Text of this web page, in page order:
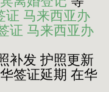
证 马来西亚办
证 马来西亚办
补发 护照更新
签证延期 在华